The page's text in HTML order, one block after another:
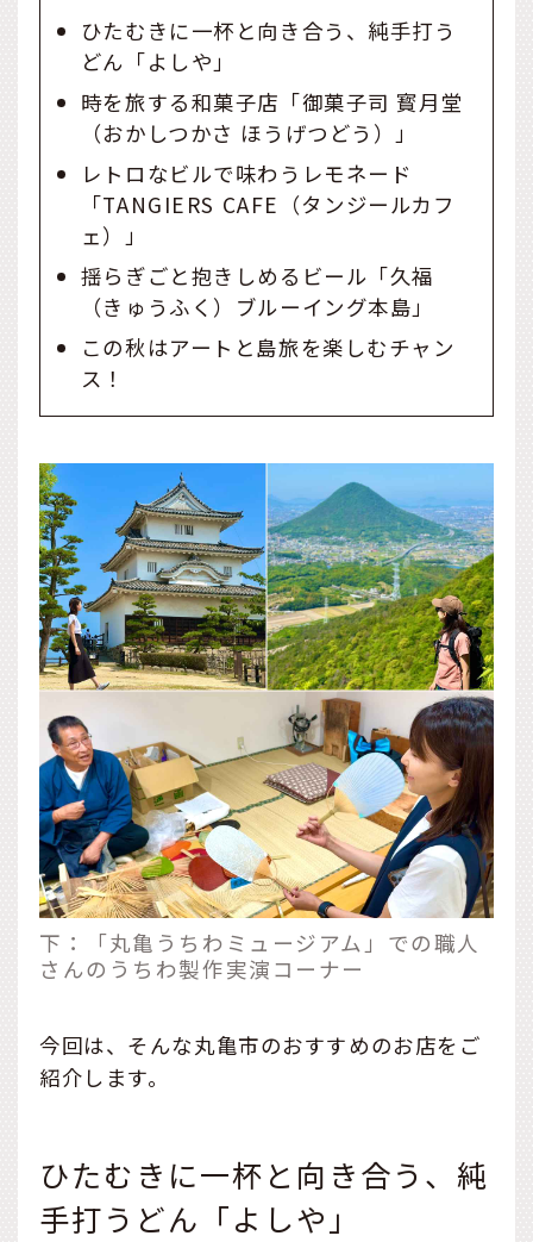
ひたむきに一杯と向き合う、純手打う
どん「よしや」
時を旅する和菓子店「御菓子司 寳月堂
（おかしつかさ ほうげつどう）」
レトロなビルで味わうレモネード
「TANGIERS CAFE（タンジールカフ
ェ）」
揺らぎごと抱きしめるビール「久福
（きゅうふく）ブルーイング本島」
この秋はアートと島旅を楽しむチャン
ス！
下：「丸亀うちわミュージアム」での職人
さんのうちわ製作実演コーナー
今回は、そんな丸亀市のおすすめのお店をご
紹介します。
ひたむきに一杯と向き合う、純
手打うどん「よしや」